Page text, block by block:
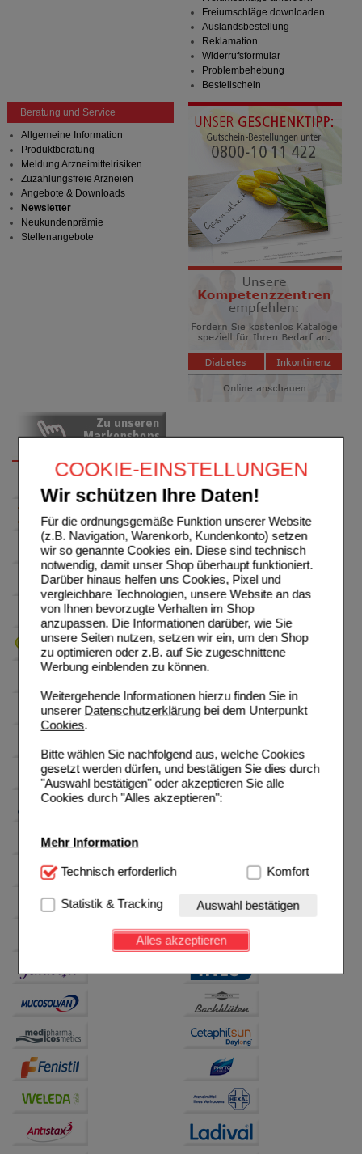
COOKIE-EINSTELLUNGEN
Wir schützen Ihre Daten!
Für die ordnungsgemäße Funktion unserer Website
(z.B. Navigation, Warenkorb, Kundenkonto) setzen
wir so genannte Cookies ein. Diese sind technisch
notwendig, damit unser Shop überhaupt funktioniert.
Darüber hinaus helfen uns Cookies, Pixel und
vergleichbare Technologien, unsere Website an das
von Ihnen bevorzugte Verhalten im Shop
anzupassen. Die Informationen darüber, wie Sie
unsere Seiten nutzen, setzen wir ein, um den Shop
zu optimieren oder z.B. auf Sie zugeschnittene
Werbung einblenden zu können.
Weitergehende Informationen hierzu finden Sie in
unserer Datenschutzerklärungbei dem Unterpunkt
Cookies.
Bitte wählen Sie nachfolgend aus, welche Cookies
gesetzt werden dürfen, und bestätigen Sie dies durch
"Auswahl bestätigen" oder akzeptieren Sie alle
Cookies durch "Alles akzeptieren":
Mehr Information
Technisch Notwendig:Hierbei handelt es sich um
Website notwendig sind (z.B. Navigation, Warenkorb,
Kundenkonto), weshalb auf diese nicht verzichtet
werden kann.
Einkaufserlebnis noch ansprechender zu gestalten,
Besuchers oder unsere Seite an bevorzugte
Verhaltensweisen (z.B. Spracheinstellung)
anzupassen. Komfort-Cookies ermöglichen es uns
auch auf Ihre Bedürfnisse zugeschrittene Inhalte
anzuzeigen und unser Partnerprogramm zu
betreiben.
Statistik & Tracking:
Hierüber lassen sich
Informationen über die Art und Weise der Nutzung
unserer Website sammeln, mit deren Hilfe wir unsere
Technisch erforderlich Komfort
Statistik & Tracking Auswahl bestätigen
Alles akzeptieren
Freiumschläge downloaden
Auslandsbestellung
Reklamation
Widerrufsformular
Problembehebung
Bestellschein
Beratung und Service
Allgemeine Information
Produktberatung
Meldung Arzneimittelrisiken
Zuzahlungsfreie Arzneien
Angebote & Downloads
Newsletter
Neukundenprämie
Stellenangebote